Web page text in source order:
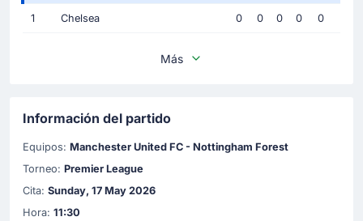
1 Chelsea 0 0 0 0 0
Más
Información del partido
Equipos: Manchester United FC - Nottingham Forest
Torneo: Premier League
Cita: Sunday, 17 May 2026
Hora: 11:30